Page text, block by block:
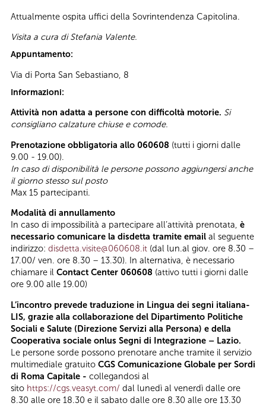
Attualmente ospita uffici della Sovrintendenza Capitolina.
Visita a cura di Stefania Valente.
Appuntamento:
Via di Porta San Sebastiano, 8
Informazioni:
Attività non adatta a persone con difficoltà motorie. Si
consigliano calzature chiuse e comode.
Prenotazione obbligatoria allo 060608 (tutti i giorni dalle
9.00 - 19.00).
In caso di disponibilità le persone possono aggiungersi anche
il giorno stesso sul posto
Max 15 partecipanti.
Modalità di annullamento
In caso di impossibilità a partecipare all’attività prenotata, è
necessario comunicare la disdetta tramite email al seguente
indirizzo: disdetta.visite@060608.it (dal lun.al giov. ore 8.30 –
17.00/ ven. ore 8.30 – 13.30). In alternativa, è necessario
chiamare il Contact Center 060608 (attivo tutti i giorni dalle
ore 9.00 alle 19.00)
L’incontro prevede traduzione in Lingua dei segni italiana-
LIS, grazie alla collaborazione del Dipartimento Politiche
Sociali e Salute (Direzione Servizi alla Persona) e della
Cooperativa sociale onlus Segni di Integrazione – Lazio.
Le persone sorde possono prenotare anche tramite il servizio
multimediale gratuito CGS Comunicazione Globale per Sordi
di Roma Capitale - collegandosi al
sito https://cgs.veasyt.com/ dal lunedì al venerdì dalle ore
8.30 alle ore 18.30 e il sabato dalle ore 8.30 alle ore 13.30